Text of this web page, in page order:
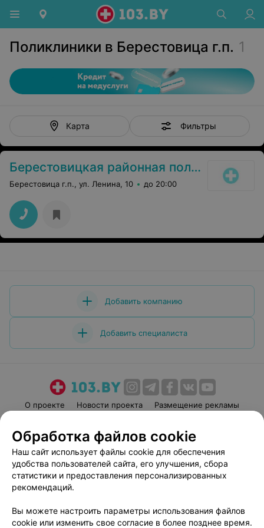
Поликлиники в Берестовица г.п. 1
Карта Фильтры
Берестовицкая районная поликлиника
Берестовица г.п., ул. Ленина, 10 до 20:00
Добавить компанию
Добавить специалиста
О проекте Новости проекта
Размещение рекламы
Пользовательское соглашение
Способы оплаты
Вакансии
Партнеры
Написать руководителю 103.by
Обработка персональных данных
Обработка файлов cookie
Наш сайт использует файлы cookie для обеспечения
удобства пользователей сайта, его улучшения, сбора
статистики и предоставления персонализированных
рекомендаций.
Вы можете настроить параметры использования файлов
cookie или изменить свое согласие в более позднее время.